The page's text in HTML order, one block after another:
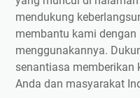
mendukung
membantu kami
menggunakannya.
senantiasa
Anda dan masyarakat